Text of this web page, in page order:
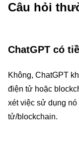
Câu hỏi
ChatGPT có
Không, ChatGPT
điện tử hoặc
xét việc sử dụng
tử/blockchain.